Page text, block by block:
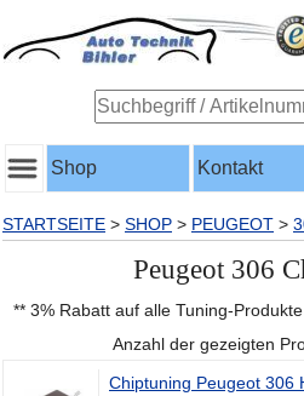
Shop Kontakt
STARTSEITE > SHOP > PEUGEOT >
Peugeot 306
** 3% Rabatt auf alle Tuning-
Anzahl der gezeigten
Chiptuning Peugeot 306